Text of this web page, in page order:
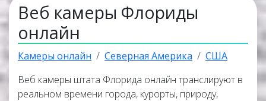
Веб камеры Флориды
онлайн
Камеры онлайн Северная Америка США
Веб камеры штата Флорида онлайн транслируют в
реальном времени города, курорты, природу,